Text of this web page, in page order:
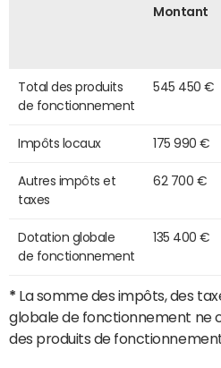
Montant
Total des produits
de fonctionnement
545 450 €
Impôts locaux 175 990 €
Autres impôts et
taxes
62 700 €
Dotation globale
de fonctionnement
135 400 €
* La somme des impôts, des
globale de fonctionnement ne
des produits de